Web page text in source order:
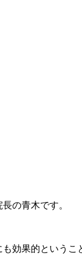
の青木です。
効果的というこ